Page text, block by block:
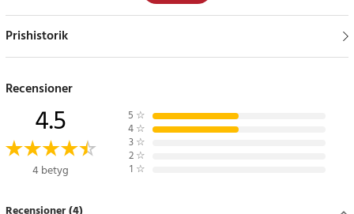
Varje burk är utrustad med ett lufttätt lock som förhindrar att fukt
och luft tränger in, vilket hjälper till att hålla maten fräsch längre.
både små och stora mängder torrvaror.
Setet levereras även med etiketter och pennor, så att du enkelt
kan märka upp burkarna för extra tydlighet.
Smart förvaring för ett mer strukturerat kök
Prishistorik
Recensioner
4.5
4 betyg
5 ☆
4 ☆
3 ☆
2 ☆
1 ☆